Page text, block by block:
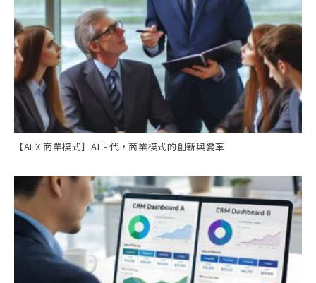
【AI X 商業模式】AI世代，商業模式的創新與變革